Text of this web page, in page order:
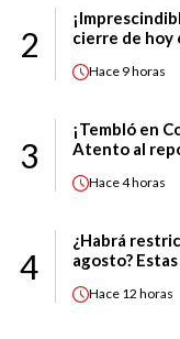
2
cierre de hoy
Hace 9 horas
3
¡Tembló en
Atento al
Hace4 horas
4
¿Habrá
agosto?
Hace 12 horas